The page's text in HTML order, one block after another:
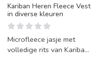
Kariban Heren Fleece Vest
in diverse kleuren
Microfleece jasje met
volledige rits van Kariban,